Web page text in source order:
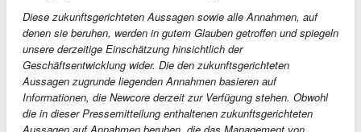
Diese zukunftsgerichteten Aussagen sowie alle Annahmen, auf
denen sie beruhen, werden in gutem Glauben getroffen und spiegeln
unsere derzeitige Einschätzung hinsichtlich der
Geschäftsentwicklung wider. Die den zukunftsgerichteten
Aussagen zugrunde liegenden Annahmen basieren auf
Informationen, die Newcore derzeit zur Verfügung stehen. Obwohl
die in dieser Pressemitteilung enthaltenen zukunftsgerichteten
Aussagen auf Annahmen beruhen, die das Management von